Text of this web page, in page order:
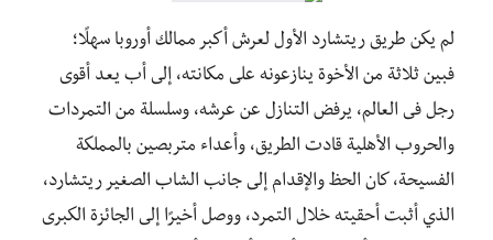
لم يكن طريق ريتشارد الأول لعرش أكبر ممالك أوروبا سهلًا؛
فبين ثلاثة من الأخوة ينازعونه على مكانته، إلى أب يعد أقوى
رجل فى العالم، يرفض التنازل عن عرشه، وسلسلة من التمردات
والحروب الأهلية قادت الطريق، وأعداء متربصين بالمملكة
الفسيحة، كان الحظ والإقدام إلى جانب الشاب الصغير ريتشارد،
الذي أثبت أحقيته خلال التمرد، ووصل أخيرًا إلى الجائزة الكبرى